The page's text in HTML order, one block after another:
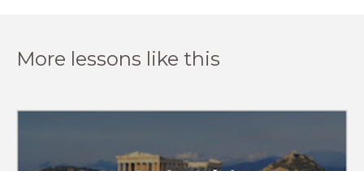
More lessons like this